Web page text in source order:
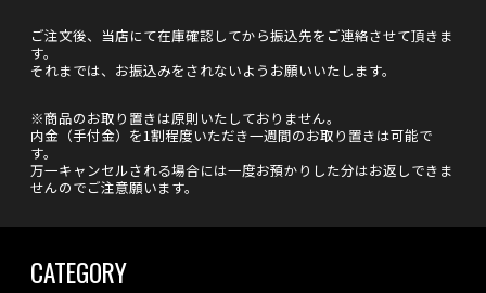
ご注文後、当店にて在庫確認してから振込先をご連絡させて頂きま
す。
それまでは、お振込みをされないようお願いいたします。
※商品のお取り置きは原則いたしておりません。
内金（手付金）を1割程度いただき一週間のお取り置きは可能で
す。
万一キャンセルされる場合には一度お預かりした分はお返しできま
せんのでご注意願います。
CATEGORY